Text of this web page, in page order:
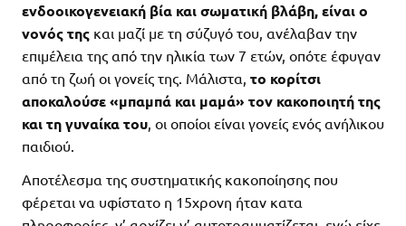
ενδοοικογενειακή βία και σωματική βλάβη, είναι ο
νονός της και μαζί με τη σύζυγό του, ανέλαβαν την
επιμέλεια της από την ηλικία των 7 ετών, οπότε έφυγαν
από τη ζωή οι γονείς της. Μάλιστα, το κορίτσι
αποκαλούσε «μπαμπά και μαμά» τον κακοποιητή της
και τη γυναίκα του, οι οποίοι είναι γονείς ενός ανήλικου
παιδιού.
Αποτέλεσμα της συστηματικής κακοποίησης που
φέρεται να υφίστατο η 15χρονη ήταν κατα